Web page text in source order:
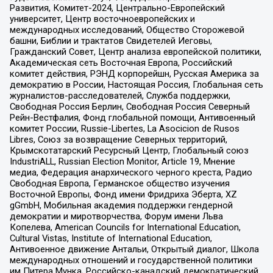
Развития, Комитет-2024, Центрально-Европейский
университет, Центр восточноевропейских и
международных исследований, Общество Сторожевой
башни, Библии и трактатов Свидетелей Иеговы,
Гражданский Совет, Центр анализа европейской политики,
Академическая сеть Восточная Европа, Российский
комитет действия, РЭНД корпорейшн, Русская Америка за
демократию в России, Настоящая Россия, Глобальная сеть
журналистов-расследователей, Служба поддержки,
Свободная Россия Берлин, Свободная Россия Северный
Рейн-Вестфалия, Фонд глобальной помощи, Антивоенный
комитет России, Russie-Libertes, La Asocicion de Rusos
Libres, Союз за возвращение Северных территорий,
Крымскотатарский Ресурсный Центр, Глобальный союз
IndustriALL, Russian Election Monitor, Article 19, Мнение
медиа, Федерация анархического черного креста, Радио
Свободная Европа, Германское общество изучения
Восточной Европы, Фонд имени Фридриха Эберта, XZ
gGmbH, Мобильная академия поддержки гендерной
демократии и миротворчества, Форум имени Льва
Копелева, American Councils for International Education,
Cultural Vistas, Institute of International Education,
Антивоенное движение Антальи, Открытый диалог, Школа
международных отношений и государственной политики